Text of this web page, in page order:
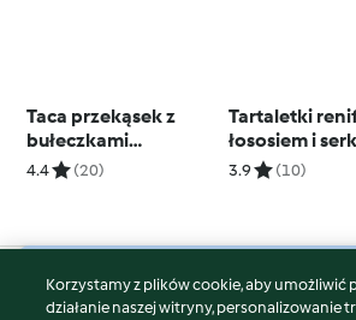
Taca przekąsek z
bułeczkami
preclowymi
4.4 (20)
Tartaletki
łososiem i
ricotty
3.9 (10)
© Copyright 2026
Korzystamy z plików cookie, aby umożliwić
działanie naszej witryny, personalizowanie